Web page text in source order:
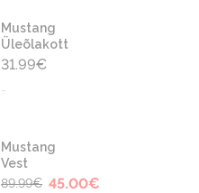
Mustang
Üleõlakott
31.99€
-
-50%
Mustang
Vest
89.99€ 45.00€